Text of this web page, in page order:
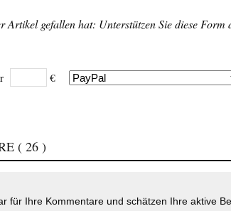
Artikel gefallen hat: Unterstützen Sie diese Form
€
( 26 )
für Ihre Kommentare und schätzen Ihre aktive